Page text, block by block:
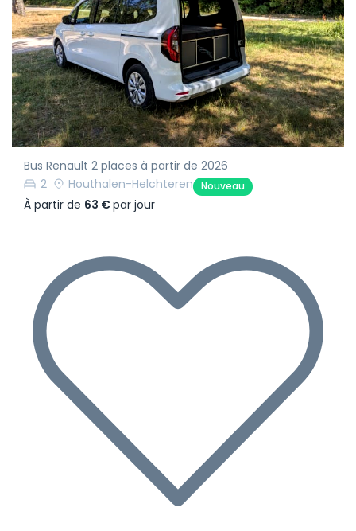
Bus Renault 2 places à partir de 2026
2
Houthalen-Helchteren Nouveau
À partir de 63 €par jour